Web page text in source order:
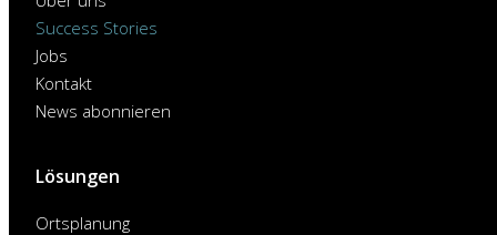
Success Stories
Jobs
Kontakt
News abonnieren
Lösungen
Ortsplanung